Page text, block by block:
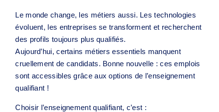
Le monde change, les métiers aussi. Les technologies
évoluent, les entreprises se transforment et recherchent
des profils toujours plus qualifiés.
Aujourd’hui, certains métiers essentiels manquent
cruellement de candidats. Bonne nouvelle : ces emplois
sont accessibles grâce aux options de l’enseignement
qualifiant !
Choisir l’enseignement qualifiant, c’est :